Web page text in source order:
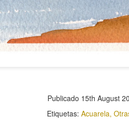
Publicado 15th August
Etiquetas: Acuarela
Pera